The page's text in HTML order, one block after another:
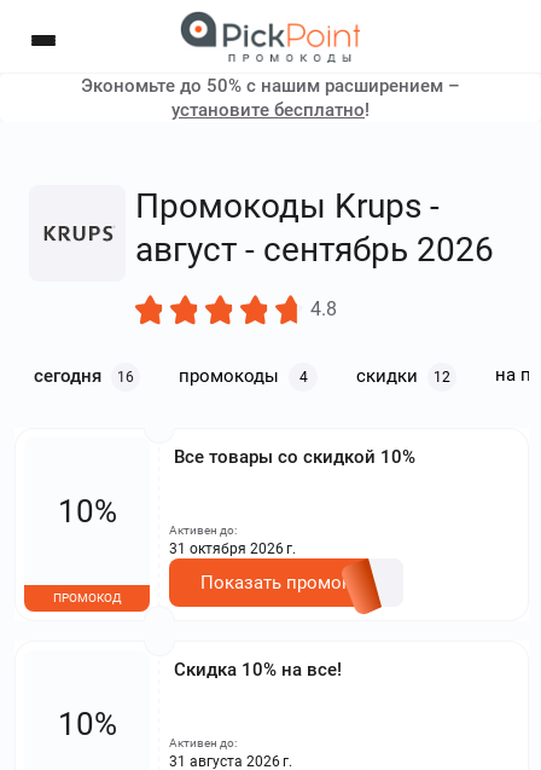
Экономьте до 50% с нашим расширением –
установите бесплатно!
Промокоды Krups -
август - сентябрь 2026
4.8
сегодня 16 промокоды 4 скидки 12 на
Все товары со скидкой 10%
10%
ПРОМОКОД
Активен до:
31 октября 2026 г.
Показать промокод
Скидка 10% на все!
10%
Активен до:
31 августа 2026 г.